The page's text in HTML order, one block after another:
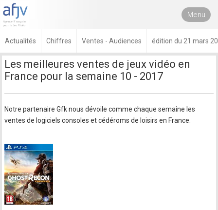
Menu
Actualités Chiffres Ventes - Audiences édition du 21 mars
Les meilleures ventes de jeux vidéo en
France pour la semaine 10 - 2017
Notre partenaire Gfk nous dévoile comme chaque semaine les
ventes de logiciels consoles et cédéroms de loisirs en France.